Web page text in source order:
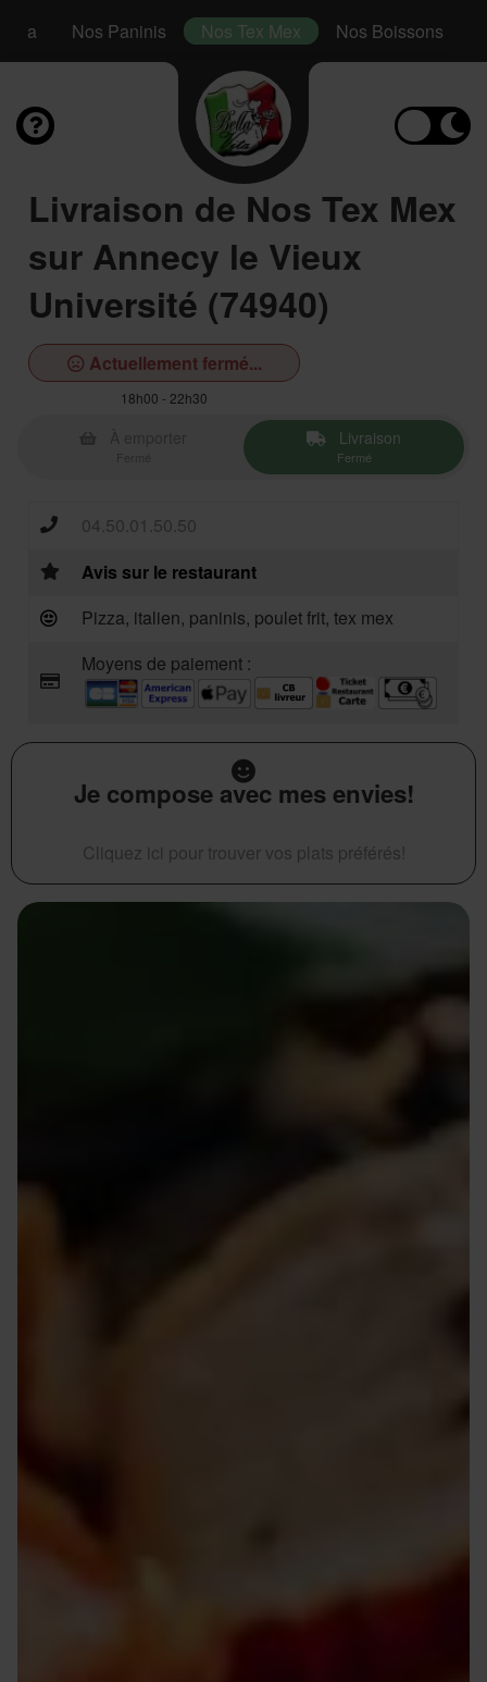
Nos Paninis Nos Tex Mex Nos Boissons
Livraison de Nos Tex Mex
sur Annecy le Vieux
Université (74940)
Actuellement fermé...
18h00 - 22h30
Livraison
Fermé
04.50.01.50.50
Avis sur le restaurant
Pizza, italien, paninis, poulet frit, tex mex
Moyens de paiement :
Je compose avec mes envies!
Cliquez ici pour trouver vos plats préférés!